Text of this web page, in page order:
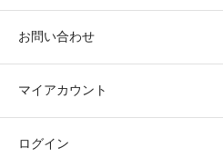
お問い合わせ
マイアカウント
ログイン